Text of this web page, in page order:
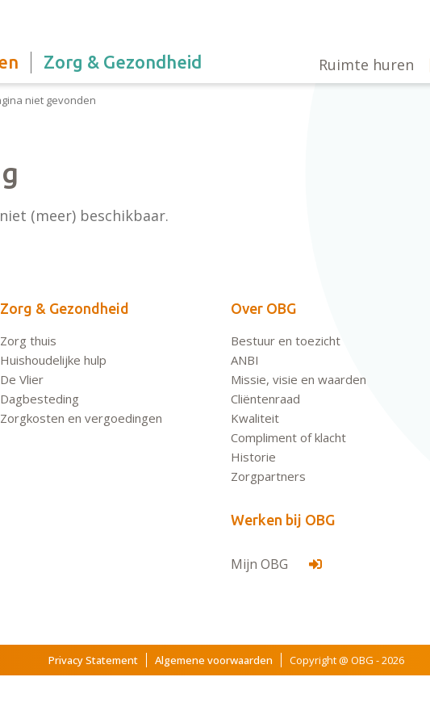
niet gevonden
(meer) beschikbaar.
Zorg & Gezondheid
Zorg thuis
Huishoudelijke hulp
De Vlier
Dagbesteding
Zorgkosten en vergoedingen
Over OBG
Bestuur en toezicht
ANBI
Missie, visie en waarden
Cliëntenraad
Kwaliteit
Compliment of klacht
Historie
Zorgpartners
Werken bij OBG
Mijn OBG
Privacy Statement Algemene voorwaarden Copyright @ OBG - 2026
Zorg & Gezondheid Ruimte huren